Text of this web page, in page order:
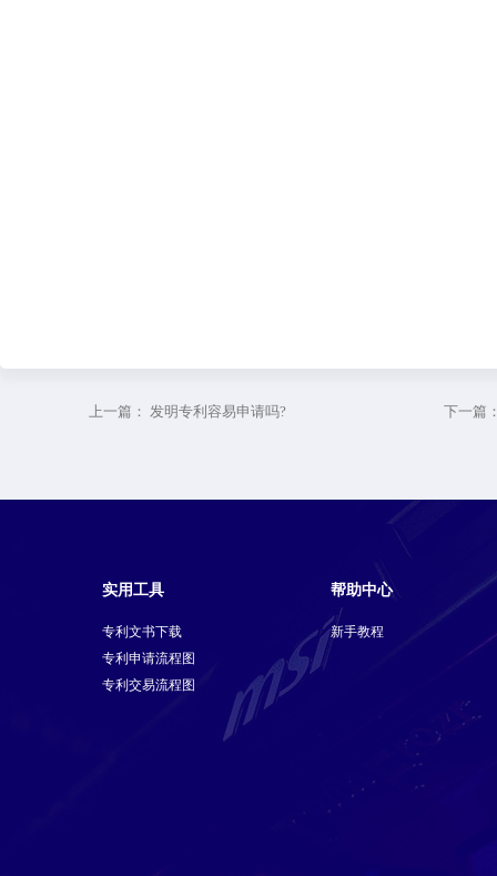
上一篇： 发明专利容易申请吗? 下一篇
实用工具
专利文书下载
专利申请流程图
专利交易流程图
帮助中心
新手教程